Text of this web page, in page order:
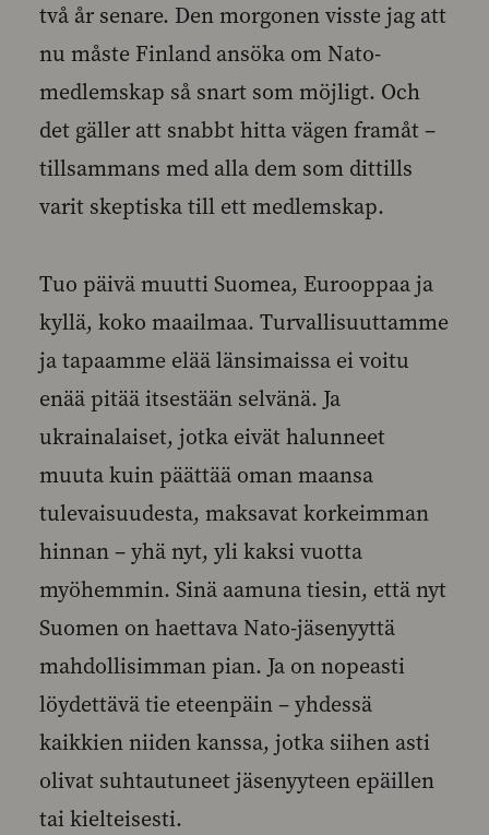
två år senare. Den morgonen visste jag att
nu måste Finland ansöka om Nato-
medlemskap så snart som möjligt. Och
det gäller att snabbt hitta vägen framåt –
tillsammans med alla dem som dittills
varit skeptiska till ett medlemskap.
Tuo päivä muutti Suomea, Eurooppaa ja
kyllä, koko maailmaa. Turvallisuuttamme
ja tapaamme elää länsimaissa ei voitu
enää pitää itsestään selvänä. Ja
ukrainalaiset, jotka eivät halunneet
muuta kuin päättää oman maansa
tulevaisuudesta, maksavat korkeimman
hinnan – yhä nyt, yli kaksi vuotta
myöhemmin. Sinä aamuna tiesin, että nyt
Suomen on haettava Nato-jäsenyyttä
mahdollisimman pian. Ja on nopeasti
löydettävä tie eteenpäin – yhdessä
kaikkien niiden kanssa, jotka siihen asti
olivat suhtautuneet jäsenyyteen epäillen
tai kielteisesti.